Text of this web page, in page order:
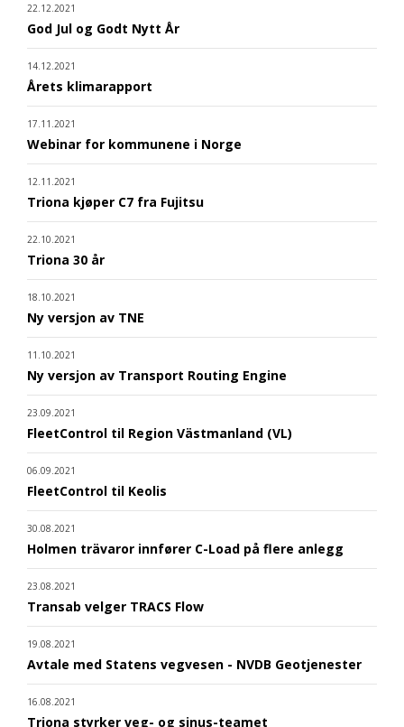
22.12.2021
God Jul og Godt Nytt År
14.12.2021
Årets klimarapport
17.11.2021
Webinar for kommunene i Norge
12.11.2021
Triona kjøper C7 fra Fujitsu
22.10.2021
Triona 30 år
18.10.2021
Ny versjon av TNE
11.10.2021
Ny versjon av Transport Routing Engine
23.09.2021
FleetControl til Region Västmanland (VL)
06.09.2021
FleetControl til Keolis
30.08.2021
Holmen trävaror innfører C-Load på flere anlegg
23.08.2021
Transab velger TRACS Flow
19.08.2021
Avtale med Statens vegvesen - NVDB Geotjenester
16.08.2021
Triona styrker veg- og sinus-teamet